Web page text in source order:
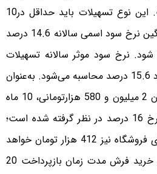
پرداخت در نظر گرفته است. این نوع تسهیلات باید حداقل در10
ماه و حداکثر 15 ماه با میانگین نرخ سود اسمی سالانه 14.6 درصد
نرخ سود موثر سالانه تسهیلات
خرید کالا‌های برقی نیز حدود 15.6 درصد محاسبه می‌شود. به‌عنوان
مثال برای خرید یک تلویزیون 2 میلیون و 580 هزارتومانی، 10 ماه
قسط 298 هزار تومانی با نرخ 16 درصد در نظر گرفته شده است؛
بنابراین سود ایجاد شده برای فروشگاه نیز 412 هزار تومان خواهد
بود. در فروشگاه نمونه برای خرید فرش مدت زمان بازپرداخت 20